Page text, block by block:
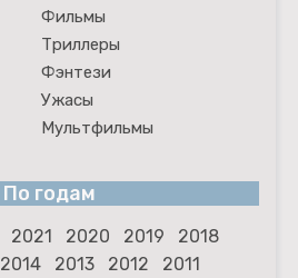
Фильмы
Триллеры
Фэнтези
Ужасы
Мультфильмы
По годам
2021 2020 2019
2018
2014 2013 2012
2011